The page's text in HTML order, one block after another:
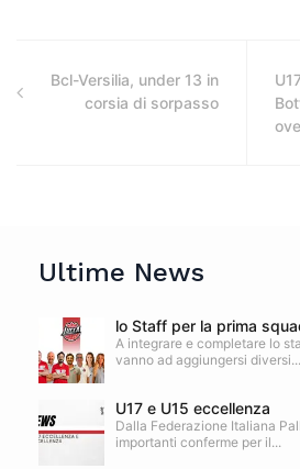
Bcl-Versilia, under 13 in
corsia di sorpasso
Ultime News
lo Staff per la prima
A integrare e completare lo
vanno ad aggiungersi diversi...
U17 e U15 eccellenza
Dalla Federazione Italiana
importanti conferme per il...